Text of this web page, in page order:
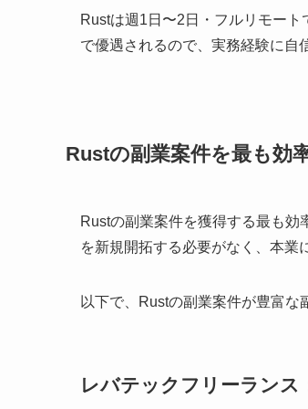
Rustは週1日〜2日・フルリモー
で優遇されるので、実務経験に自
Rustの副業案件を最も効
Rustの副業案件を獲得する最も効
を新規開拓する必要がなく、本業
以下で、Rustの副業案件が豊富な
レバテックフリーランス